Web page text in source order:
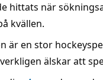
hittats när
kvällen.
är en stor
älskar att